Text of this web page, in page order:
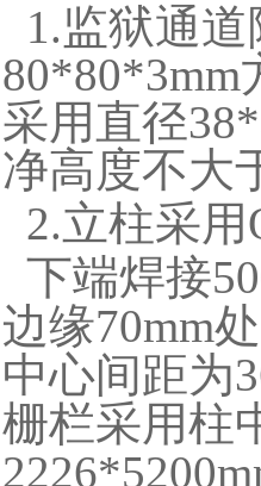
1.监狱通
80*80*3mm
采用直径
净高度不大
2.立柱采
下端焊接
边缘70mm
中心间距为
栅栏采用柱